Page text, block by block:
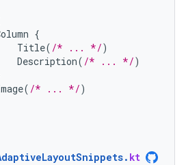
{
Title( /* ... */)
Description( /* ... */)
( /* ... */)
. kt